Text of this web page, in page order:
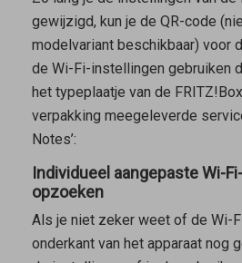
gewijzigd, kun je de QR-code
modelvariant beschikbaar) voor
de Wi-Fi-instellingen gebruiken
het typeplaatje van de
verpakking meegeleverde
Notes’:
Individueel aangepaste Wi-
opzoeken
Als je niet zeker weet of de Wi-
onderkant van het apparaat nog